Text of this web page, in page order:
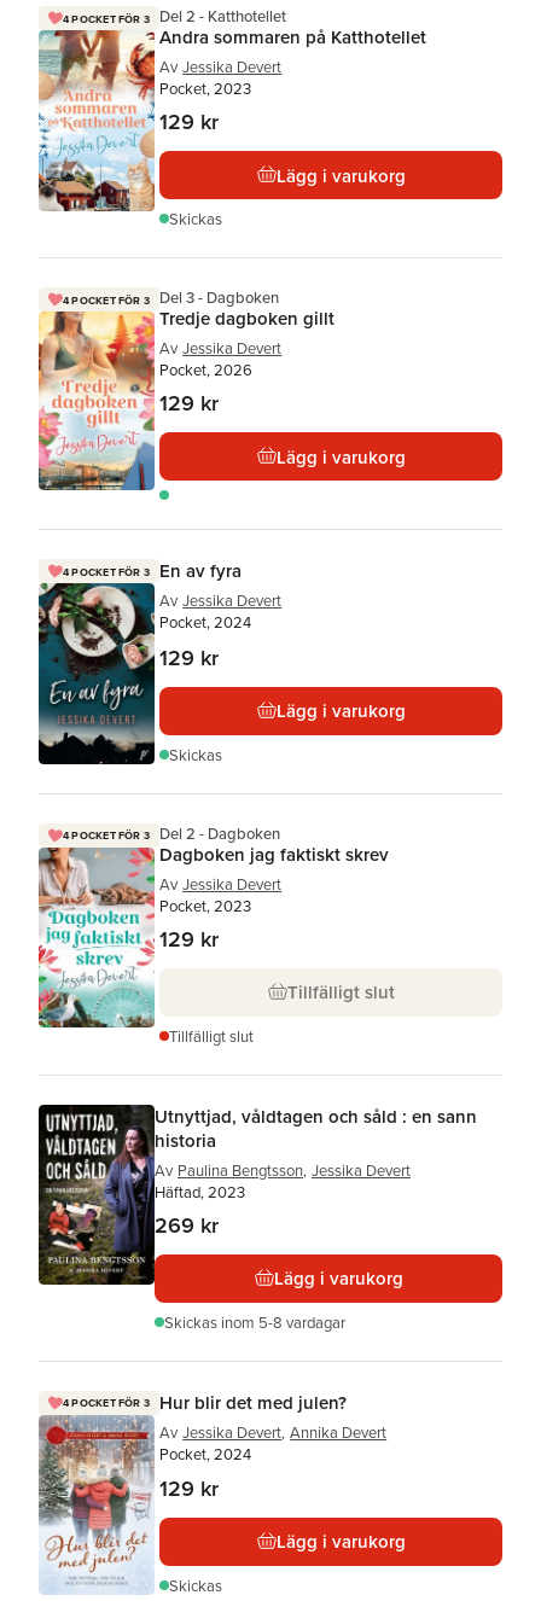
4 POCKET FÖR 3 Del 2 - Katthotellet
Andra sommaren på Katthotellet
Av Jessika Devert
Pocket, 2023
129 kr
Lägg i varukorg
Skickas
4 POCKET FÖR 3 Del 3 - Dagboken
Tredje dagboken gillt
Av Jessika Devert
Pocket, 2026
129 kr
Lägg i varukorg
4 POCKET FÖR 3 En av fyra
Av Jessika Devert
Pocket, 2024
129 kr
Lägg i varukorg
Skickas
4 POCKET FÖR 3 Del 2 - Dagboken
Dagboken jag faktiskt skrev
Av Jessika Devert
Pocket, 2023
129 kr
Tillfälligt slut
Tillfälligt slut
Utnyttjad, våldtagen och såld : en sann
historia
Av Paulina Bengtsson, Jessika Devert
Häftad, 2023
269 kr
Lägg i varukorg
Skickas inom 5-8 vardagar
4 POCKET FÖR 3 Hur blir det med julen?
Av Jessika Devert, Annika Devert
Pocket, 2024
129 kr
Lägg i varukorg
Skickas